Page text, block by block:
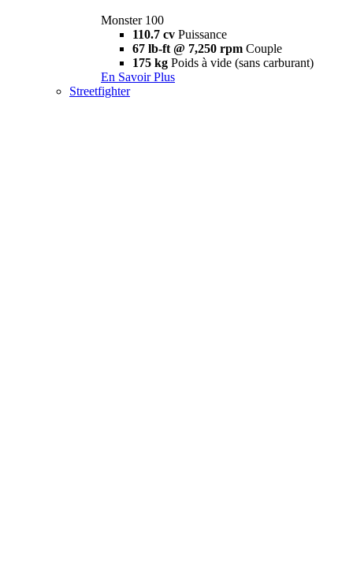
Monster 100
110.7 cv Puissance
67 lb-ft @ 7,250 rpm Couple
175 kg Poids à vide (sans carburant)
En Savoir Plus
Streetfighter